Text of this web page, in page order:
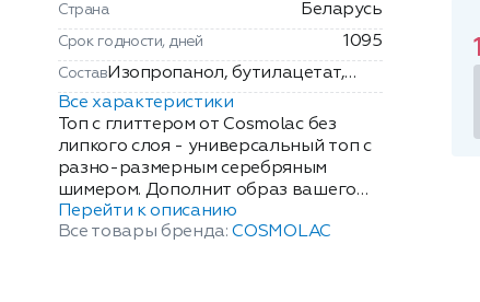
Страна Беларусь
Срок годности, дней 1095
Состав Изопропанол, бутилацетат,
акрилатный сополимер,
микрокристаллический воск,
триметилолпропантриакрилат.
Все характеристики
Топ с глиттером от Cosmolac без
липкого слоя - универсальный топ с
разно-размерным серебряным
шимером. Дополнит образ вашего
маникюра, какое бы покрытие вы не
выбрали от камуфлирующей базы до
Перейти к описанию
Все товары бренда:COSMOLAC